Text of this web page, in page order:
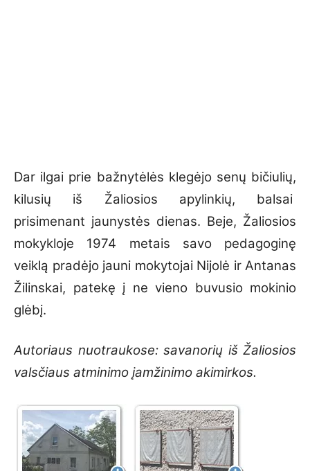
Dar ilgai prie bažnytėlės klegėjo senų bičiulių,
kilusių iš Žaliosios apylinkių, balsai
prisimenant jaunystės dienas. Beje, Žaliosios
mokykloje 1974 metais savo pedagoginę
veiklą pradėjo jauni mokytojai Nijolė ir Antanas
Žilinskai, patekę į ne vieno buvusio mokinio
glėbį.
Autoriaus nuotraukose: savanorių iš Žaliosios
valsčiaus atminimo įamžinimo akimirkos.